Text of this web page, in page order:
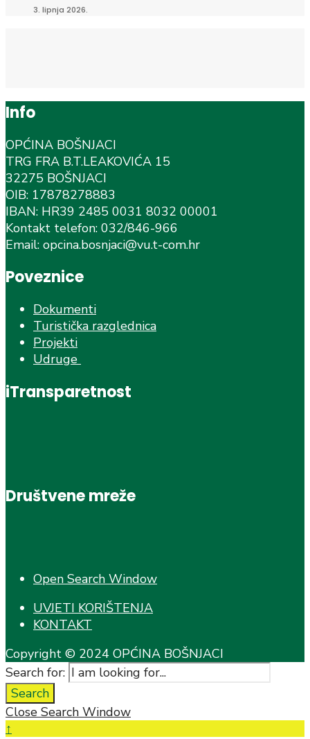
3. lipnja 2026.
Info
OPĆINA BOŠNJACI
TRG FRA B.T.LEAKOVIĆA 15
32275 BOŠNJACI
OIB: 17878278883
IBAN: HR39 2485 0031 8032 00001
Kontakt telefon: 032/846-966
Email: opcina.bosnjaci@vu.t-com.hr
Poveznice
Dokumenti
Turistička razglednica
Projekti
Udruge
iTransparetnost
Društvene mreže
Open Search Window
UVJETI KORIŠTENJA
KONTAKT
Copyright © 2024 OPĆINA BOŠNJACI
Search for:
Search
Close Search Window
↑